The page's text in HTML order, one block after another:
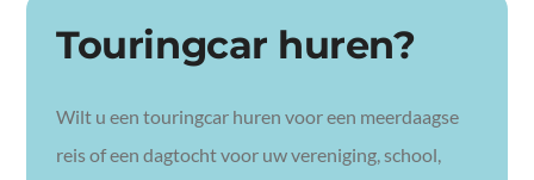
Touringcar huren?
Wilt u een touringcar huren voor een meerdaagse
reis of een dagtocht voor uw vereniging, school,